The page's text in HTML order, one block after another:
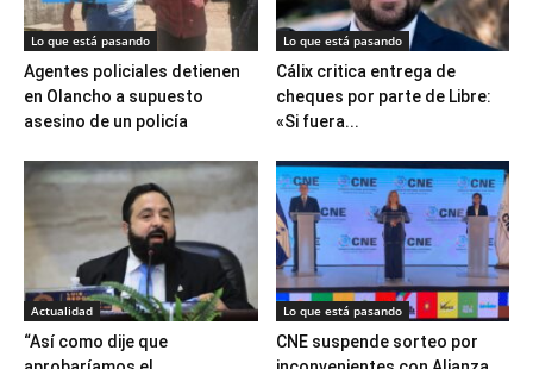
Lo que está pasando
Agentes policiales detienen
en Olancho a supuesto
asesino de un policía
Lo que está pasando
Cálix critica entrega de
cheques por parte de Libre:
«Si fuera...
Actualidad
“Así como dije que
Lo que está pasando
CNE suspende sorteo por